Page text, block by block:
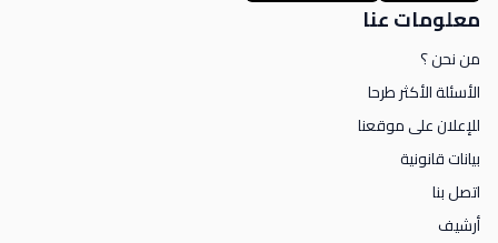
معلومات عنا
من نحن ؟
الأسئلة الأكثر طرحا
للإعلان على موقعنا
بيانات قانونية
اتصل بنا
أرشيف